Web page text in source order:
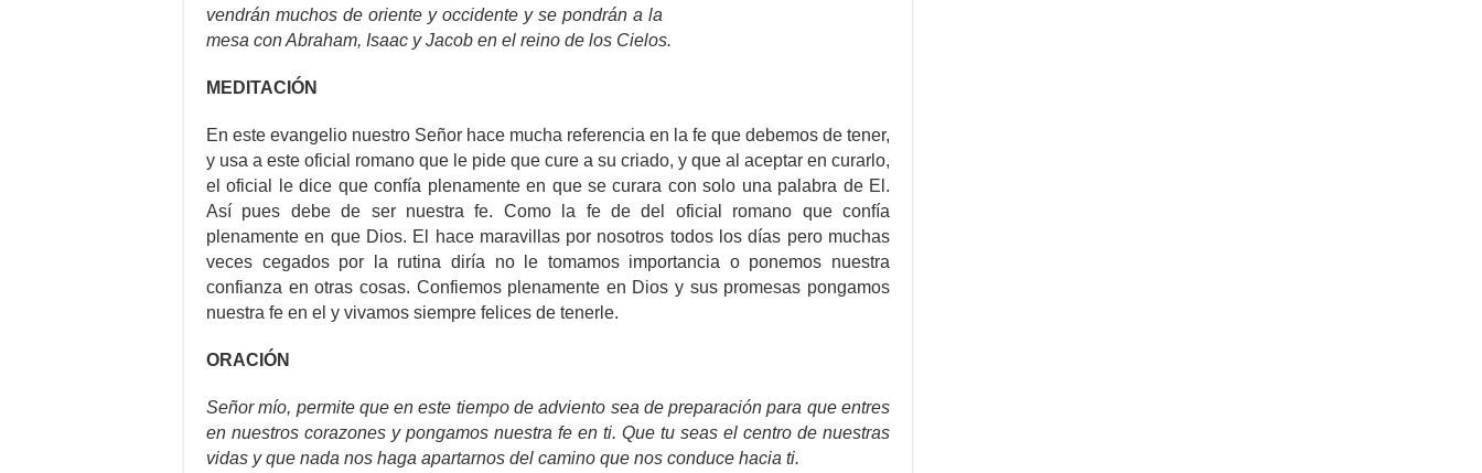
vendrán muchos de oriente y occidente y se pondrán a la
mesa con Abraham, Isaac y Jacob en el reino de los Cielos.
MEDITACIÓN
En este evangelio nuestro Señor hace mucha referencia en la fe que debemos de tener,
y usa a este oficial romano que le pide que cure a su criado, y que al aceptar en curarlo,
el oficial le dice que confía plenamente en que se curara con solo una palabra de El.
Así pues debe de ser nuestra fe. Como la fe de del oficial romano que confía
plenamente en que Dios. El hace maravillas por nosotros todos los días pero muchas
veces cegados por la rutina diría no le tomamos importancia o ponemos nuestra
confianza en otras cosas. Confiemos plenamente en Dios y sus promesas pongamos
nuestra fe en el y vivamos siempre felices de tenerle.
ORACIÓN
Señor mío, permite que en este tiempo de adviento sea de preparación para que entres
en nuestros corazones y pongamos nuestra fe en ti. Que tu seas el centro de nuestras
vidas y que nada nos haga apartarnos del camino que nos conduce hacia ti.